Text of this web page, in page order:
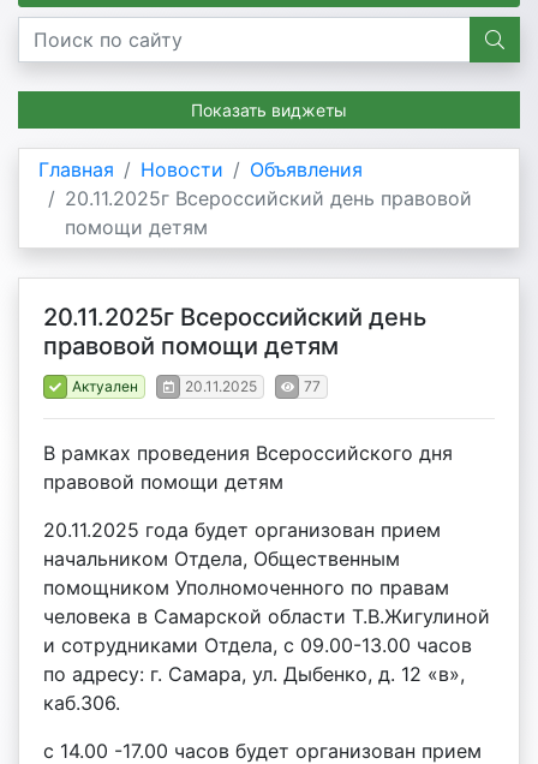
Показать виджеты
Главная Новости
Объявления
20.11.2025г Всероссийский день правовой
помощи детям
20.11.2025г Всероссийский день
правовой помощи детям
Актуален 20.11.2025 77
В рамках проведения Всероссийского дня
правовой помощи детям
20.11.2025 года будет организован прием
начальником Отдела, Общественным
помощником Уполномоченного по правам
человека в Самарской области Т.В.Жигулиной
и сотрудниками Отдела, с 09.00-13.00 часов
по адресу: г. Самара, ул. Дыбенко, д. 12 «в»,
каб.306.
с 14.00 -17.00 часов будет организован прием